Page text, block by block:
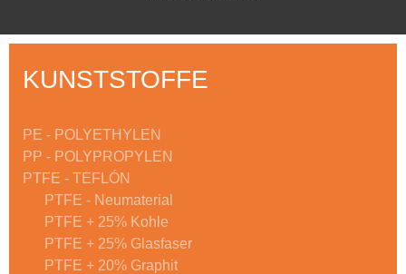
KUNSTSTOFFE
PE - POLYETHYLEN
PP - POLYPROPYLEN
PTFE - TEFLÓN
PTFE - Neumaterial
PTFE + 25% Kohle
PTFE + 25% Glasfaser
PTFE + 20% Graphit